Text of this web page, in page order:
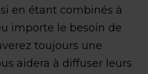
en étant combinés à
importe le besoin de
toujours une
aidera à diffuser leurs